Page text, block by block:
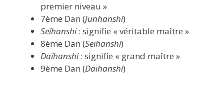
premier niveau »
7ème Dan (Junhanshi)
Seïhanshi: signifie « véritable maître »
8ème Dan (Seïhanshi)
Daïhanshi: signifie « grand maître »
9ème Dan (Daïhanshi)